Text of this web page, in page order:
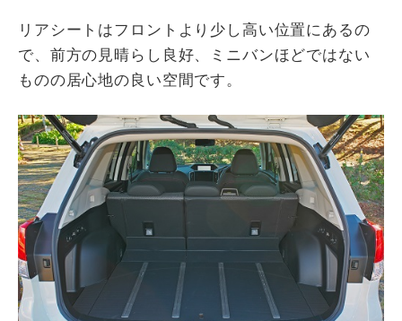
リアシートはフロントより少し高い位置にあるの
で、前方の見晴らし良好、ミニバンほどではない
ものの居心地の良い空間です。